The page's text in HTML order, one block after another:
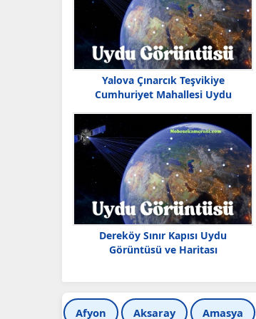
Yalova Çınarcık Teşvikiye
Cumhuriyet Mahallesi Uydu
Dereköy Sınır Kapısı Uydu
Görüntüsü ve Haritası
Afyon Aksaray Amasya